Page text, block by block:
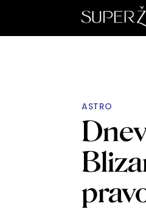
ASTRO